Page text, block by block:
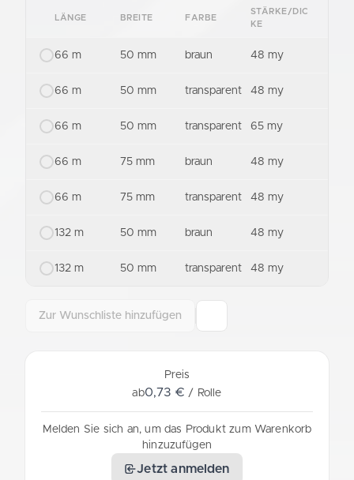
LÄNGE BREITE FARBE
STÄRKE/DIC
KE
66 m 50 mm braun 48 my
66 m 50 mm transparent 48 my
66 m 50 mm transparent 65 my
66 m 75 mm braun 48 my
66 m 75 mm transparent 48 my
132 m 50 mm braun 48 my
132 m 50 mm transparent 48 my
Zur Wunschliste hinzufügen
Preis
ab0,73 € / Rolle
Melden Sie sich an, um das Produkt zum Warenkorb
hinzuzufügen
Jetzt anmelden